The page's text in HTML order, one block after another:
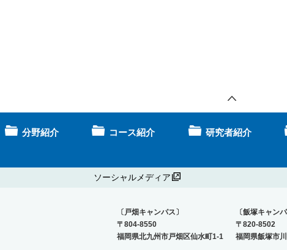
分野紹介 コース紹介 研究者紹介
ソーシャルメディア
〔戸畑キャンパス〕
〒804-8550
福岡県北九州市戸畑区仙水町1-1
〔飯塚キャンパ
〒820-8502
福岡県飯塚市